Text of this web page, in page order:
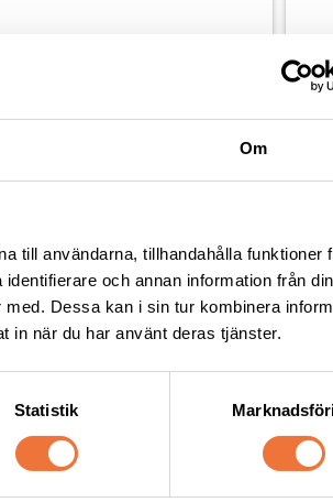
Om
till användarna, tillhandahålla funktioner
och annan information från
Dessa kan i sin tur kombinera
in när du har använt deras tjänster.
Statistik
former - längd ca 21 cm För